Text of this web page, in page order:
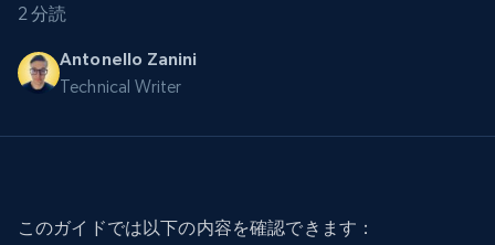
2 分読
Antonello Zanini
Technical Writer
このガイドでは以下の内容を確認できます：